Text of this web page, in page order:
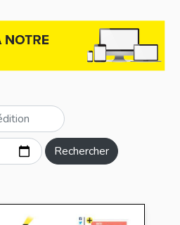
Rechercher